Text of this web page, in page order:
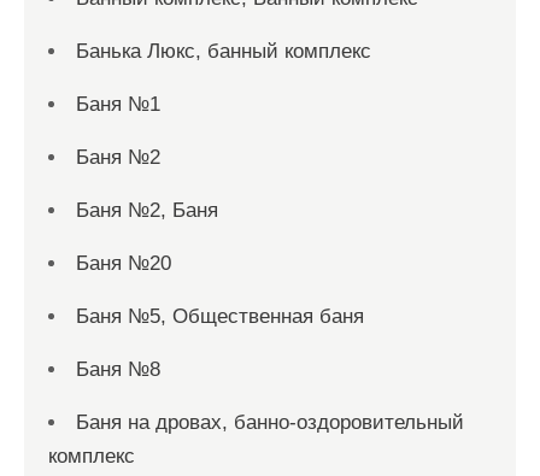
Банька Люкс, банный комплекс
Баня №1
Баня №2
Баня №2, Баня
Баня №20
Баня №5, Общественная баня
Баня №8
Баня на дровах, банно-оздоровительный
комплекс